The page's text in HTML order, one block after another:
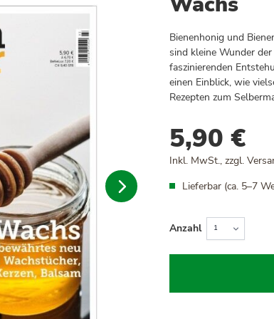
Bienenhonig und
sind kleine Wunder
faszinierenden
einen Einblick, wie
Rezepten zum
5,90 €
Inkl. MwSt., zzgl.
Lieferbar (ca. 5–7
Anzahl